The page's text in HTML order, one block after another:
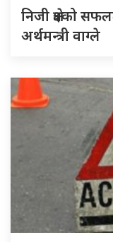
निजी क्षेत्रको
अर्थमन्त्री वाग्ले